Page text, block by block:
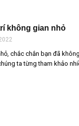
không gian nhỏ
chắc chắn bạn đã
ta từng tham khảo